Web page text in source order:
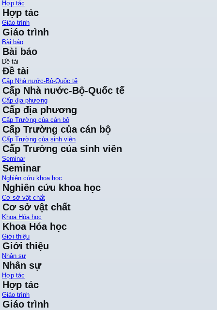
Hợp tác
Hợp tác
Giáo trình
Giáo trình
Bài báo
Bài báo
Đề tài
Đề tài
Cấp Nhà nước-Bộ-Quốc tế
Cấp Nhà nước-Bộ-Quốc tế
Cấp địa phương
Cấp địa phương
Cấp Trường của cán bộ
Cấp Trường của cán bộ
Cấp Trường của sinh viên
Cấp Trường của sinh viên
Seminar
Seminar
Nghiên cứu khoa học
Nghiên cứu khoa học
Cơ sở vật chất
Cơ sở vật chất
Khoa Hóa học
Khoa Hóa học
Giới thiệu
Giới thiệu
Nhân sự
Nhân sự
Hợp tác
Hợp tác
Giáo trình
Giáo trình